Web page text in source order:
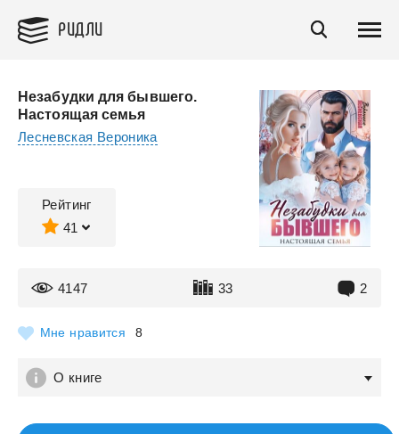
РИДЛИ
Незабудки для бывшего.
Настоящая семья
Лесневская Вероника
Рейтинг
41
4147 33 2
Мне нравится 8
О книге